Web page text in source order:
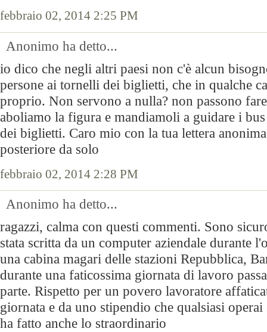
febbraio 02, 2014 2:25 PM
Anonimo ha detto...
io dico che negli altri paesi non c'è alcun
persone ai tornelli dei biglietti, che in qualche
proprio. Non servono a nulla? non passono
aboliamo la figura e mandiamoli a guidare i
dei biglietti. Caro mio con la tua lettera
posteriore da solo
febbraio 02, 2014 2:28 PM
Anonimo ha detto...
ragazzi, calma con questi commenti. Sono
stata scritta da un computer aziendale durante
una cabina magari delle stazioni Repubblica,
durante una faticossima giornata di lavoro
parte. Rispetto per un povero lavoratore
giornata e da uno stipendio che qualsiasi
ha fatto anche lo straordinario